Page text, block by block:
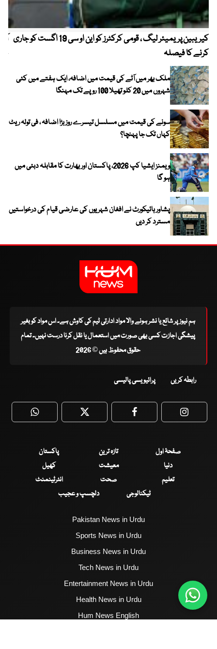
کیریبین پریمیئر لیگ ، قومی کرکٹرز کو این او سی 19 اگست کو جاری
کرنے کا فیصلہ
ملک بھر میں آٹے کی قیمت میں اضافہ، ایک ہفتے میں کئی
شہروں میں 20 کلو تھیلا 100 روپے تک مہنگا
سونے کی قیمت میں مسلسل تیسرے روز بڑا اضافہ ، فی تولہ ریٹ
کہاں تک جا پہنچا؟
ویمنز ایشیا کپ 2026، پاکستان اور بھارت کا مقابلہ دبئی میں
ہو گا
پشاور ہائیکورٹ نے افغان شہریوں کی عارضی قیام کی درخواستیں
مسترد کر دیں
ہم نیوز پر شائع یا نشر ہونے والا مواد ادارتی ٹیم کی کاوش ہے۔ اس مواد کو بغیر
پیشگی اجازت کسی بھی صورت میں استعمال یا نقل کرنا درست نہیں۔ تمام
حقوق محفوظ ہیں © 2026
رابطہ کریں پرائیویسی پالیسی
WhatsApp Twitter Facebook
صفحۂ اول تازہ ترین
پاکستان
دنیا
معیشت
کھیل
تعلیم
صحت
انٹرٹینمنٹ
ٹیکنالوجی
دلچسپ و عجیب
Pakistan News in Urdu
Sports News in Urdu
Business News in Urdu
Tech News in Urdu
Entertainment News in Urdu
Health News in Urdu
Hum News English